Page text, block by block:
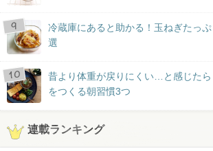
冷蔵庫にあると助かる！玉ねぎたっ
選
昔より体重が戻りにくい…と感じたら
をつくる朝習慣3つ
連載ランキング